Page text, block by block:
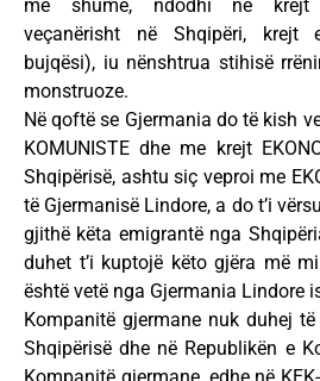
më shumë, ndodhi në krejt
veçanërisht në Shqipëri, krejt
bujqësi), iu nënshtrua stihisë
monstruoze.
Në qoftë se Gjermania do të kish
KOMUNISTE dhe me krejt
Shqipërisë, ashtu siç veproi me
të Gjermanisë Lindore, a do t’i
gjithë këta emigrantë nga
duhet t’i kuptojë këto gjëra më
është vetë nga Gjermania Lindore
Kompanitë gjermane nuk duhej
Shqipërisë dhe në Republikën e